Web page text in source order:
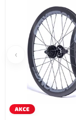
‹
AKCE